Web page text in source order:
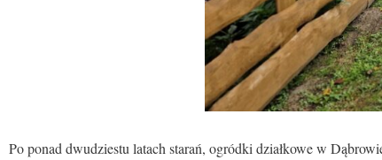
Po ponad dwudziestu latach starań, ogródki działkowe w